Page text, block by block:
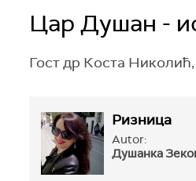
Цар Душан -
Гост др Коста
Ризница
Autor:
Душанка